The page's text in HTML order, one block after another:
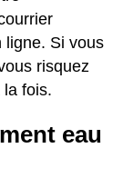
ligne. Si vous
risquez
fois.
eau